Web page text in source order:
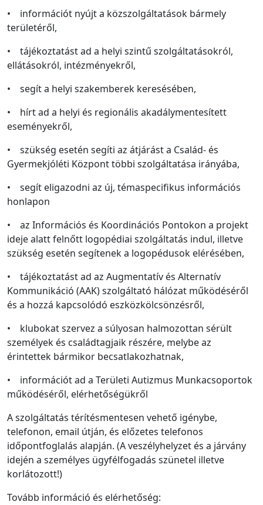
• információt nyújt a közszolgáltatások bármely
területéről,
• tájékoztatást ad a helyi szintű szolgáltatásokról,
ellátásokról, intézményekről,
• segít a helyi szakemberek keresésében,
• hírt ad a helyi és regionális akadálymentesített
eseményekről,
• szükség esetén segíti az átjárást a Család- és
Gyermekjóléti Központ többi szolgáltatása irányába,
• segít eligazodni az új, témaspecifikus információs
honlapon
• az Információs és Koordinációs Pontokon a projekt
ideje alatt felnőtt logopédiai szolgáltatás indul, illetve
szükség esetén segítenek a logopédusok elérésében,
• tájékoztatást ad az Augmentatív és Alternatív
Kommunikáció (AAK) szolgáltató hálózat működéséről
és a hozzá kapcsolódó eszközkölcsönzésről,
• klubokat szervez a súlyosan halmozottan sérült
személyek és családtagjaik részére, melybe az
érintettek bármikor becsatlakozhatnak,
• információt ad a Területi Autizmus Munkacsoportok
működéséről, elérhetőségükről
A szolgáltatás térítésmentesen vehető igénybe,
telefonon, email útján, és előzetes telefonos
időpontfoglalás alapján. (A veszélyhelyzet és a járvány
idején a személyes ügyfélfogadás szünetel illetve
korlátozott!)
Tovább információ és elérhetőség: